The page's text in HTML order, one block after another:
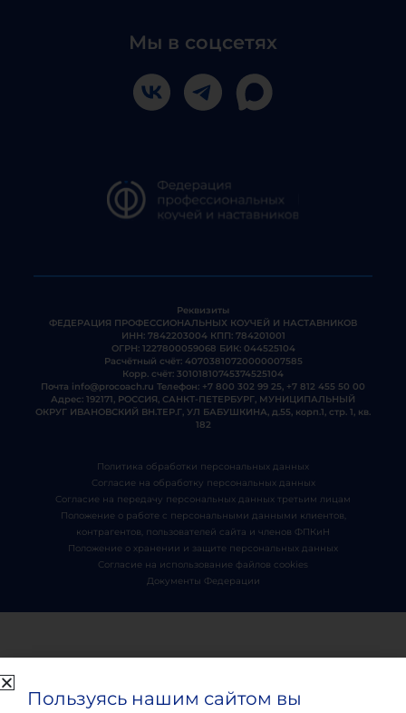
Мы в соцсетях
Реквизиты
ФЕДЕРАЦИЯ ПРОФЕССИОНАЛЬНЫХ КОУЧЕЙ И НАСТАВНИКОВ
ИНН: 7842203004 КПП: 784201001
ОГРН: 1227800059068 БИК: 044525104
Расчётный счёт: 40703810720000007585
Корр. счёт: 30101810745374525104
Почта info@procoach.ru Телефон: +7 800 302 99 25, +7 812 455 50 00
Адрес: 192171, РОССИЯ, САНКТ-ПЕТЕРБУРГ, МУНИЦИПАЛЬНЫЙ
ОКРУГ ИВАНОВСКИЙ ВН.ТЕР.Г, УЛ БАБУШКИНА, д.55, корп.1, стр. 1, кв.
182
Политика обработки персональных данных
Согласие на обработку персональных данных
Согласие на передачу персональных данных третьим лицам
Положение о работе с персональными данными клиентов,
контрагентов, пользователей сайта и членов ФПКиН
Положение о хранении и защите персональных данных
Согласие на использование файлов cookies
Документы Федерации
Пользуясь нашим сайтом вы